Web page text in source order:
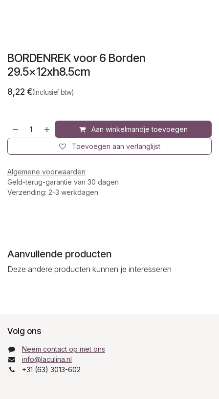
BORDENREK voor 6 Borden
29.5x12xh8.5cm
8,22 €(Inclusief btw)
Aan winkelmandje toevoegen
Toevoegen aan verlanglijst
Algemene voorwaarden
Geld-terug-garantie van 30 dagen
Verzending: 2-3 werkdagen
Aanvullende producten
Deze andere producten kunnen je interesseren
Volg ons
Neem contact op met ons
info@laculina.nl
+31 (63) 3013-602